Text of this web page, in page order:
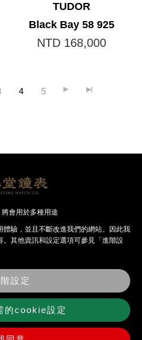
TUDOR
Black Bay 58 925
NTD 168,000
4 5
聲
明
會用於多種用途
驗，並且不斷改進我們的網站。因此我
其他資訊和設定選項可參見「進階設
設定
的cookie設定